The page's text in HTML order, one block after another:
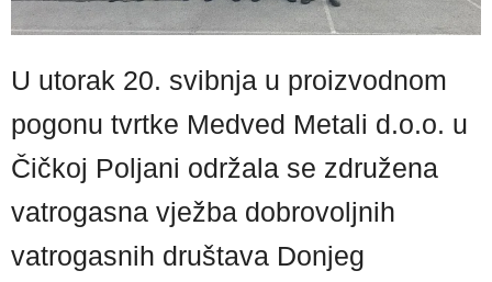
U utorak 20. svibnja u proizvodnom
pogonu tvrtke Medved Metali d.o.o. u
Čičkoj Poljani održala se združena
vatrogasna vježba dobrovoljnih
vatrogasnih društava Donjeg